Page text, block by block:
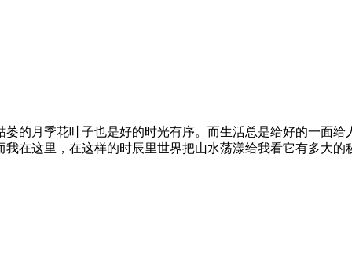
的月季花叶子也是好的时光有序。而生活总是给好的一面
在这里，在这样的时辰里世界把山水荡漾给我看它有多大